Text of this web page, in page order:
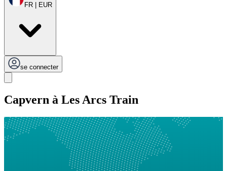
FR | EUR
se connecter
Capvern à Les Arcs Train